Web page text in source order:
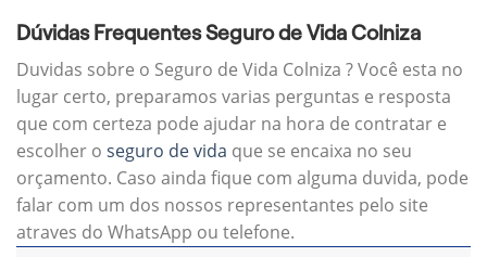
Dúvidas Frequentes Seguro de Vida Colniza
Duvidas sobre o Seguro de Vida Colniza ? Você esta no
lugar certo, preparamos varias perguntas e resposta
que com certeza pode ajudar na hora de contratar e
escolher o seguro de vida que se encaixa no seu
orçamento. Caso ainda fique com alguma duvida, pode
falar com um dos nossos representantes pelo site
atraves do WhatsApp ou telefone.